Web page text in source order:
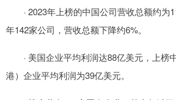
· 2023年上榜的中国公司营收总额约为
年142家公司，营收总额下降约6%。
· 美国企业平均利润达88亿美元，上榜
港）企业平均利润为39亿美元。